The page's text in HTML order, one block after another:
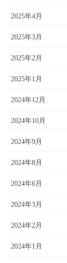
2025年4月
2025年3月
2025年2月
2025年1月
2024年12月
2024年10月
2024年9月
2024年8月
2024年6月
2024年3月
2024年2月
2024年1月